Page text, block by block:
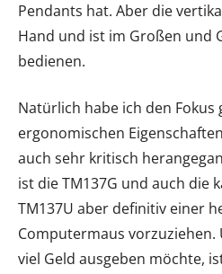
Pendants hat. Aber die
Hand und ist im Großen und
bedienen.
Natürlich habe ich den Fokus
ergonomischen
auch sehr kritisch
ist die TM137G und auch die
TM137U aber definitiv einer
Computermaus vorzuziehen.
viel Geld ausgeben möchte,